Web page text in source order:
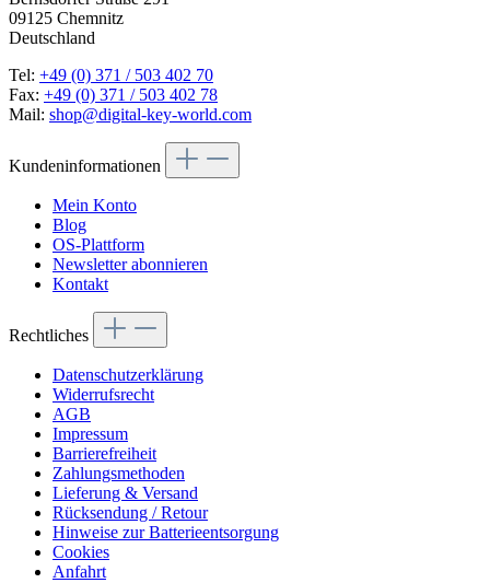
09125 Chemnitz
Deutschland
Tel: +49 (0) 371 / 503 402 70
Fax: +49 (0) 371 / 503 402 78
Mail: shop@digital-key-world.com
Kundeninformationen
Mein Konto
Blog
OS-Plattform
Newsletter abonnieren
Kontakt
Rechtliches
Datenschutzerklärung
Widerrufsrecht
AGB
Impressum
Barrierefreiheit
Zahlungsmethoden
Lieferung & Versand
Rücksendung / Retour
Hinweise zur Batterieentsorgung
Cookies
Anfahrt